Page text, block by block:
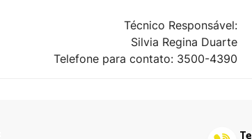
Técnico Responsável:
Silvia Regina Duarte
Telefone para contato: 3500-4390